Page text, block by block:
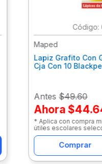
:
Maped
Lapiz Grafito Con
Cja Con 10
Antes$49.60
Ahora
* Aplica con compra
útiles escolares
Comprar